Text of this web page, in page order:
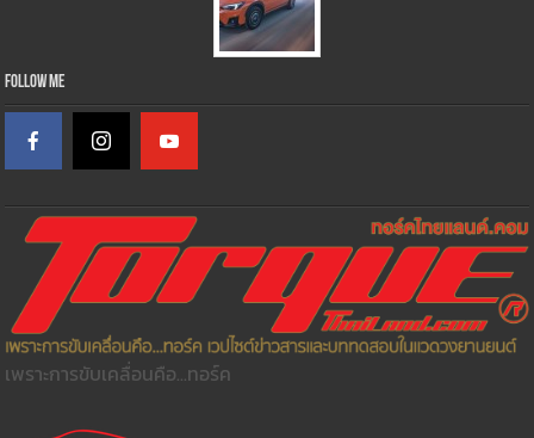
Follow Me
เพราะการขับเคลื่อนคือ...ทอร์ค